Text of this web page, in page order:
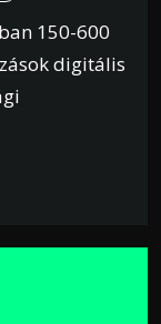
150-600
digitális